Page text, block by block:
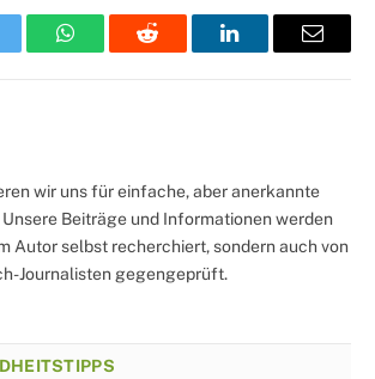
WhatsAppReddit LinkedInEmail
wir uns für einfache, aber anerkannte
Beiträge und Informationen werden
Autor selbst recherchiert, sondern auch von
Journalisten gegengeprüft.